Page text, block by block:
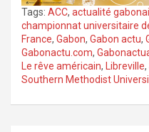
Tags: ACC, actualité
championnat universitaire
France, Gabon, Gabon actu,
Gabonactu.com,
Le rêve américain, Libreville,
Southern Methodist